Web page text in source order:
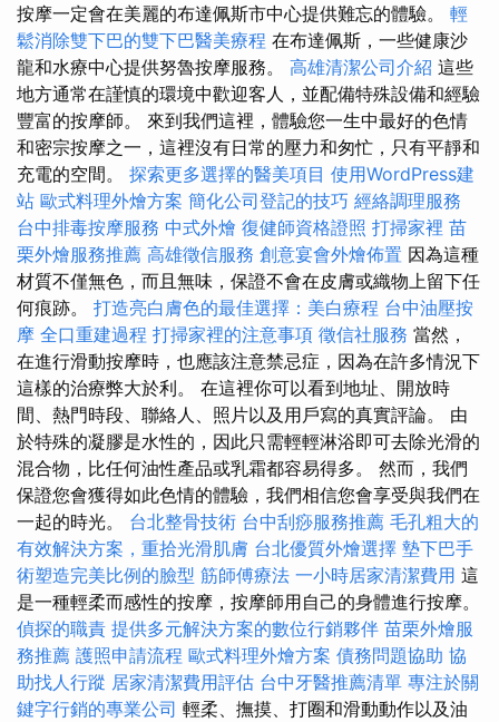
按摩一定會在美麗的布達佩斯市中心提供難忘的體驗。 輕
鬆消除雙下巴的雙下巴醫美療程 在布達佩斯，一些健康沙
龍和水療中心提供努魯按摩服務。 高雄清潔公司介紹 這些
地方通常在謹慎的環境中歡迎客人，並配備特殊設備和經驗
豐富的按摩師。 來到我們這裡，體驗您一生中最好的色情
和密宗按摩之一，這裡沒有日常的壓力和匆忙，只有平靜和
充電的空間。 探索更多選擇的醫美項目 使用WordPress建
站 歐式料理外燴方案 簡化公司登記的技巧 經絡調理服務
台中排毒按摩服務 中式外燴 復健師資格證照 打掃家裡 苗
栗外燴服務推薦 高雄徵信服務 創意宴會外燴佈置 因為這種
材質不僅無色，而且無味，保證不會在皮膚或織物上留下任
何痕跡。 打造亮白膚色的最佳選擇：美白療程 台中油壓按
摩 全口重建過程 打掃家裡的注意事項 徵信社服務 當然，
在進行滑動按摩時，也應該注意禁忌症，因為在許多情況下
這樣的治療弊大於利。 在這裡你可以看到地址、開放時
間、熱門時段、聯絡人、照片以及用戶寫的真實評論。 由
於特殊的凝膠是水性的，因此只需輕輕淋浴即可去除光滑的
混合物，比任何油性產品或乳霜都容易得多。 然而，我們
保證您會獲得如此色情的體驗，我們相信您會享受與我們在
一起的時光。 台北整骨技術 台中刮痧服務推薦 毛孔粗大的
有效解決方案，重拾光滑肌膚 台北優質外燴選擇 墊下巴手
術塑造完美比例的臉型 筋師傅療法 一小時居家清潔費用 這
是一種輕柔而感性的按摩，按摩師用自己的身體進行按摩。
偵探的職責 提供多元解決方案的數位行銷夥伴 苗栗外燴服
務推薦 護照申請流程 歐式料理外燴方案 債務問題協助 協
助找人行蹤 居家清潔費用評估 台中牙醫推薦清單 專注於關
鍵字行銷的專業公司 輕柔、撫摸、打圈和滑動動作以及油